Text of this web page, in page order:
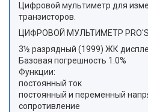
Цифровой мультиметр для
транзисторов.
ЦИФРОВОЙ МУЛЬТИМЕТР
3½ разрядный (1999) ЖК
Базовая погрешность 1.0%
Функции:
постоянный ток
постоянный и переменный
сопротивление